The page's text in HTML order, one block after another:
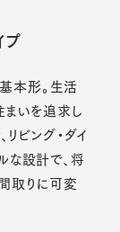
プ
本形。生活
まいを追求し
ビング・ダイ
な設計で、将
取りに可変